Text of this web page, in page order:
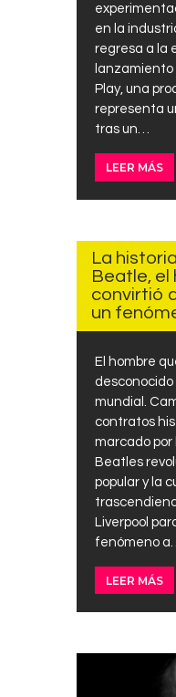
en la
regresa a la
lanzamiento
Play, una
representa
tras un…
LEER MÁS
14, 2025
La
Beatle, el
convirtió
un
El hombre
desconocido
mundial.
contratos
marcado por
Beatles
popular y la
Liverpool
fenómeno a…
LEER MÁS